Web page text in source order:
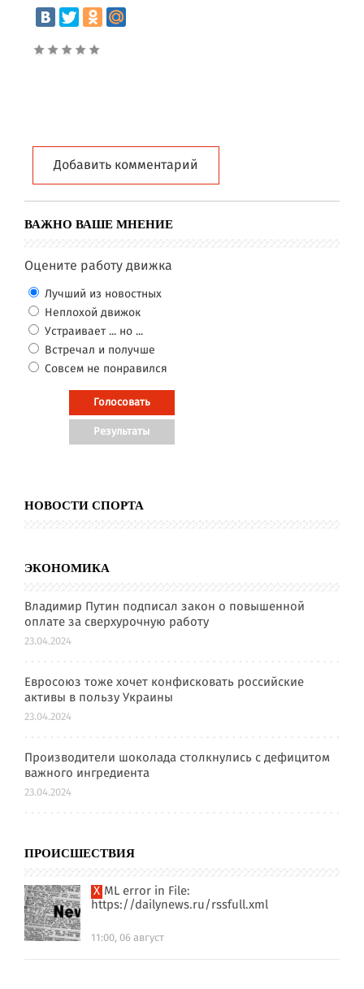
Добавить комментарий
ВАЖНО ВАШЕ МНЕНИЕ
Оцените работу движка
Лучший из новостных
Неплохой движок
Устраивает ... но ...
Встречал и получше
Совсем не понравился
НОВОСТИ СПОРТА
ЭКОНОМИКА
Владимир Путин подписал закон о повышенной
оплате за сверхурочную работу
23.04.2024
Евросоюз тоже хочет конфисковать российские
активы в пользу Украины
23.04.2024
Производители шоколада столкнулись с дефицитом
важного ингредиента
23.04.2024
ПРОИСШЕСТВИЯ
XML error in File:
https://dailynews.ru/rssfull.xml
11:00, 06 август